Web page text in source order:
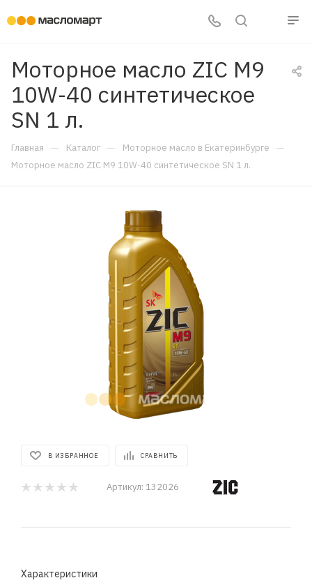
Моторное масло ZIC M9
10W-40 синтетическое
SN 1 л.
Главная — Каталог — Моторное масло в Екатеринбурге —
Моторное масло ZIC M9 10W-40 синтетическое SN 1 л.
В ИЗБРАННОЕ СРАВНИТЬ
Артикул: 132026
Характеристики